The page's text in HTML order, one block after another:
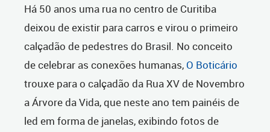
Há 50 anos uma rua no centro de Curitiba
deixou de existir para carros e virou o primeiro
calçadão de pedestres do Brasil. No conceito
de celebrar as conexões humanas, O Boticário
trouxe para o calçadão da Rua XV de Novembro
a Árvore da Vida, que neste ano tem painéis de
led em forma de janelas, exibindo fotos de